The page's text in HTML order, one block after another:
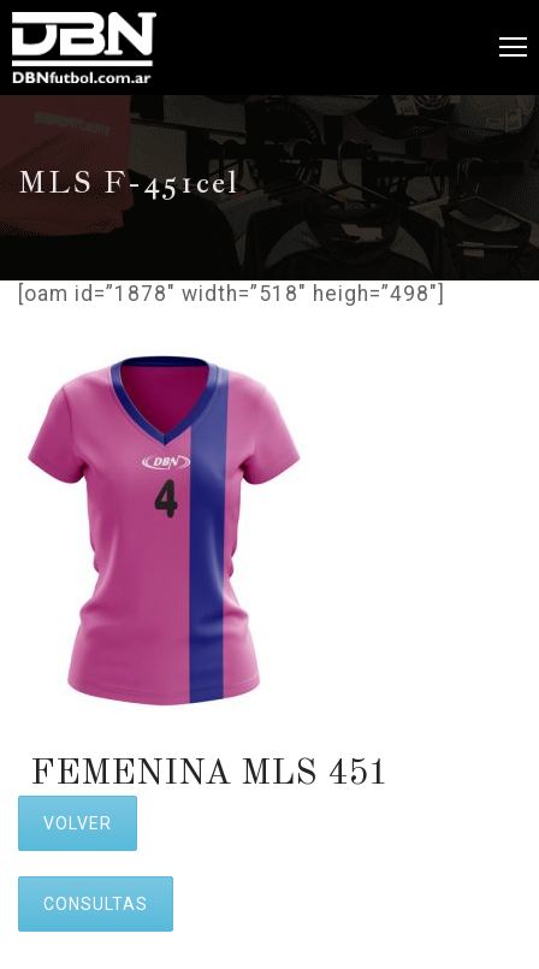
MLS F-451cel
[oam id=”1878″ width=”518″ heigh=”498″]
FEMENINA MLS 451
VOLVER
CONSULTAS